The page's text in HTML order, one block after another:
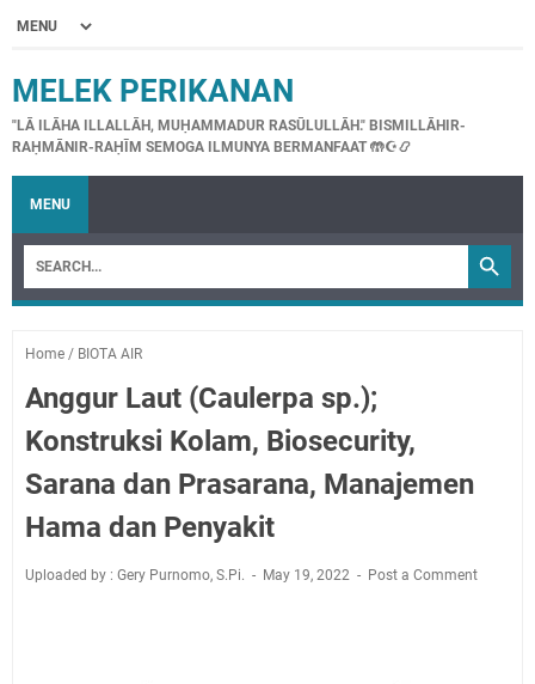
MELEK PERIKANAN
"LĀ ILĀHA ILLALLĀH, MUḤAMMADUR RASŪLULLĀH." BISMILLĀHIR-
RAḤMĀNIR-RAḤĪM SEMOGA ILMUNYA BERMANFAAT 🤲☪📿
MENU
Home / BIOTA AIR
Anggur Laut (Caulerpa sp.);
Konstruksi Kolam, Biosecurity,
Sarana dan Prasarana, Manajemen
Hama dan Penyakit
Uploaded by : Gery Purnomo, S.Pi. May 19, 2022 Post a Comment